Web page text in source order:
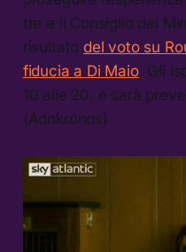
tre e il Consiglio dei
risultato del voto su
fiducia a Di Maio. Gli
10 alle 20, e sarà
(Adnkronos)